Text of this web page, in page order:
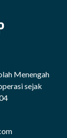
Menengah
sejak